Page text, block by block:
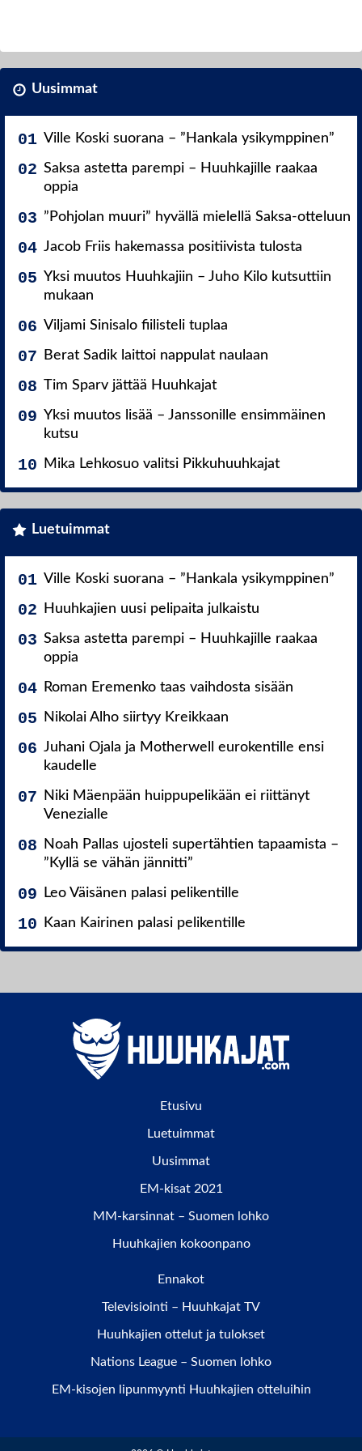
Uusimmat
Ville Koski suorana – ”Hankala ysikymppinen”
Saksa astetta parempi – Huuhkajille raakaa
oppia
”Pohjolan muuri” hyvällä mielellä Saksa-otteluun
Jacob Friis hakemassa positiivista tulosta
Yksi muutos Huuhkajiin – Juho Kilo kutsuttiin
mukaan
Viljami Sinisalo fiilisteli tuplaa
Berat Sadik laittoi nappulat naulaan
Tim Sparv jättää Huuhkajat
Yksi muutos lisää – Janssonille ensimmäinen
kutsu
Mika Lehkosuo valitsi Pikkuhuuhkajat
Luetuimmat
Ville Koski suorana – ”Hankala ysikymppinen”
Huuhkajien uusi pelipaita julkaistu
Saksa astetta parempi – Huuhkajille raakaa
oppia
Roman Eremenko taas vaihdosta sisään
Nikolai Alho siirtyy Kreikkaan
Juhani Ojala ja Motherwell eurokentille ensi
kaudelle
Niki Mäenpään huippupelikään ei riittänyt
Venezialle
Noah Pallas ujosteli supertähtien tapaamista –
”Kyllä se vähän jännitti”
Leo Väisänen palasi pelikentille
Kaan Kairinen palasi pelikentille
Etusivu
Luetuimmat
Uusimmat
EM-kisat 2021
MM-karsinnat – Suomen lohko
Huuhkajien kokoonpano
Ennakot
Televisiointi – Huuhkajat TV
Huuhkajien ottelut ja tulokset
Nations League – Suomen lohko
EM-kisojen lipunmyynti Huuhkajien otteluihin